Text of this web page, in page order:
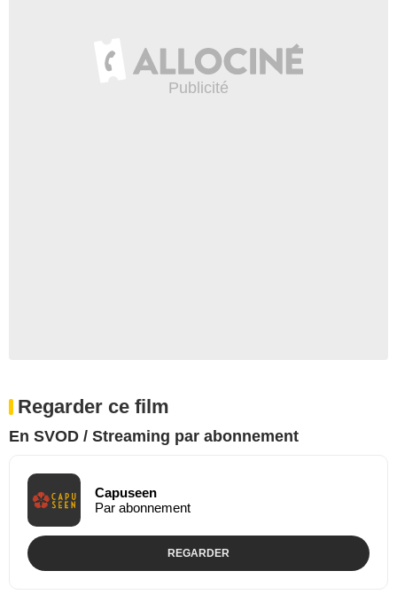
Regarder ce film
En SVOD / Streaming par abonnement
Capuseen
Par abonnement
REGARDER